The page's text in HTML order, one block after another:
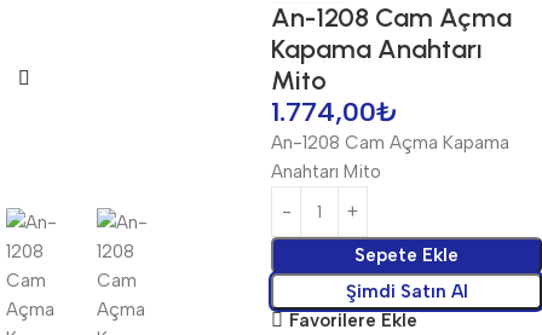
An-1208 Cam Açma
Kapama Anahtarı
Mito
1.774,00₺
An-1208 Cam Açma Kapama
Anahtarı Mito
Sepete Ekle
Şimdi Satın Al
Favorilere Ekle